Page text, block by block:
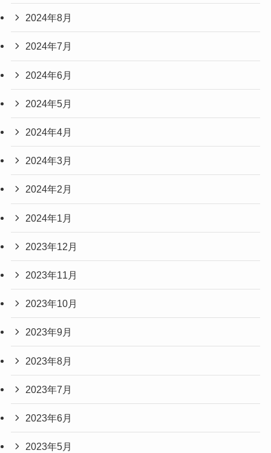
2024年8月
2024年7月
2024年6月
2024年5月
2024年4月
2024年3月
2024年2月
2024年1月
2023年12月
2023年11月
2023年10月
2023年9月
2023年8月
2023年7月
2023年6月
2023年5月